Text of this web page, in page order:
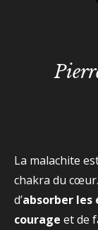
La malachite
chakra du
d’absorber les
courage et de